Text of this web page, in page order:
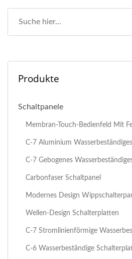
Produkte
Schaltpanele
Membran-Touch-Bedienfeld Mit
C-7 Aluminium
C-7 Gebogenes
Carbonfaser Schaltpanel
Modernes Design
Wellen-Design Schalterplatten
C-7 Stromlinienförmige
C-6 Wasserbeständige